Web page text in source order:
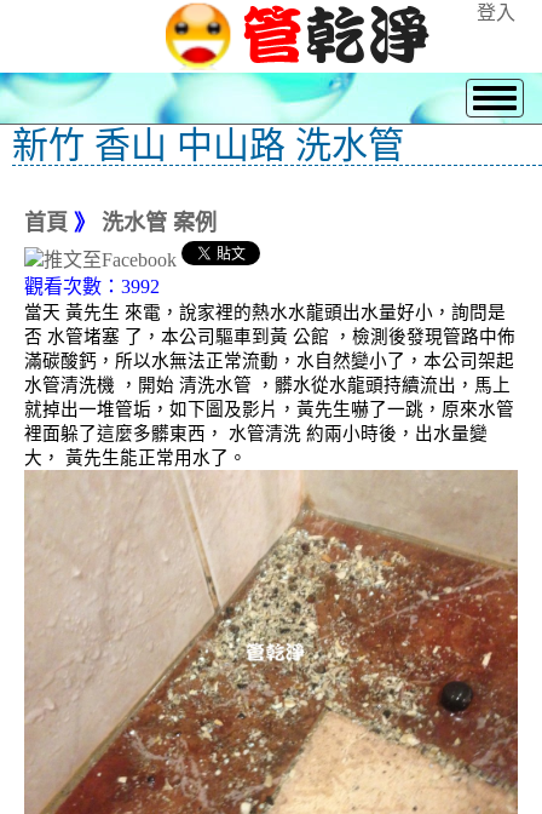
登入
新竹 香山 中山路 洗水管
首頁 》 洗水管 案例
觀看次數：3992
當天 黃先生 來電，說家裡的熱水水龍頭出水量好小，詢問是
否 水管堵塞 了，本公司驅車到黃 公館 ，檢測後發現管路中佈
滿碳酸鈣，所以水無法正常流動，水自然變小了，本公司架起
水管清洗機 ，開始 清洗水管 ，髒水從水龍頭持續流出，馬上
就掉出一堆管垢，如下圖及影片，黃先生嚇了一跳，原來水管
裡面躲了這麼多髒東西， 水管清洗 約兩小時後，出水量變
大， 黃先生能正常用水了。